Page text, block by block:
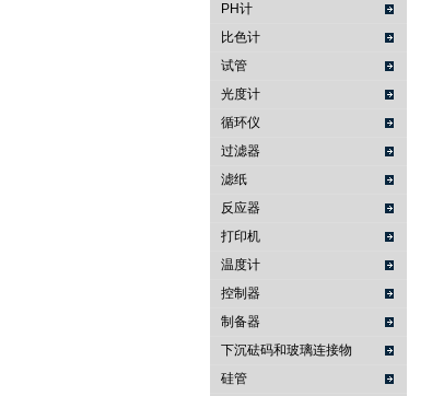
PH计
比色计
试管
光度计
循环仪
过滤器
滤纸
反应器
打印机
温度计
控制器
制备器
下沉砝码和玻璃连接物
硅管